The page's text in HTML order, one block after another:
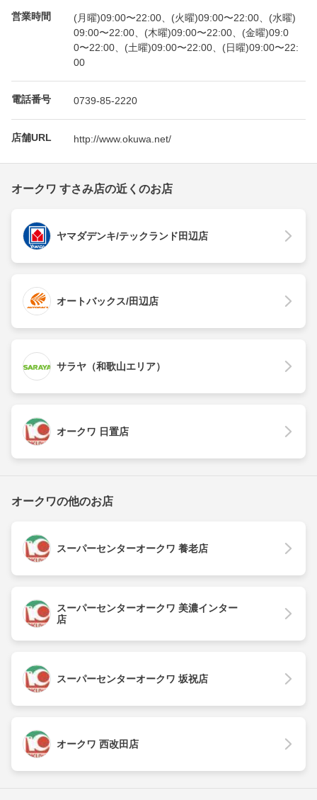
営業時間
(月曜)09:00〜22:00、(火曜)09:00〜22:00、(水曜)
09:00〜22:00、(木曜)09:00〜22:00、(金曜)09:0
0〜22:00、(土曜)09:00〜22:00、(日曜)09:00〜22:
00
電話番号 0739-85-2220
店舗URL http://www.okuwa.net/
オークワ すさみ店の近くのお店
ヤマダデンキ/テックランド田辺店
オートバックス/田辺店
サラヤ（和歌山エリア）
オークワ 日置店
オークワの他のお店
スーパーセンターオークワ 養老店
スーパーセンターオークワ 美濃インター
店
スーパーセンターオークワ 坂祝店
オークワ 西改田店